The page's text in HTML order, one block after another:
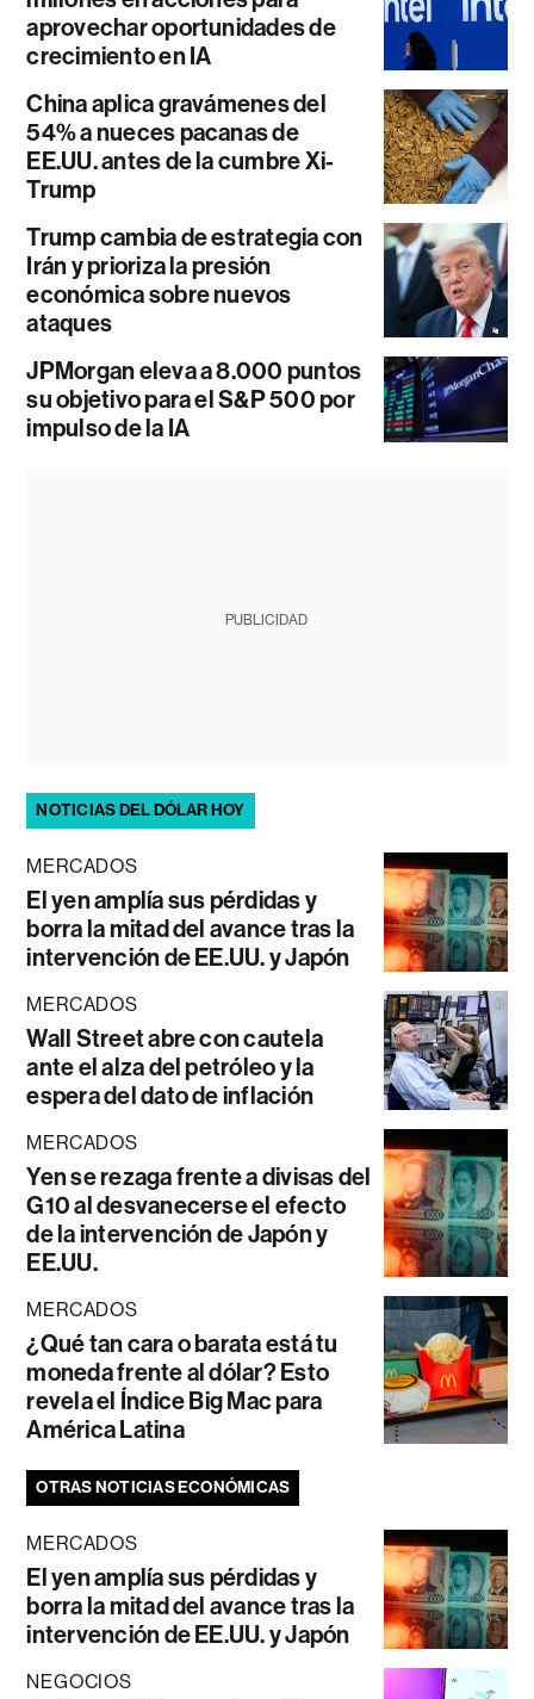
aprovechar oportunidades de
crecimiento en IA
China aplica gravámenes del
54% a nueces pacanas de
EE.UU. antes de la cumbre Xi-
Trump
Trump cambia de estrategia con
Irán y prioriza la presión
económica sobre nuevos
ataques
JPMorgan eleva a 8.000 puntos
su objetivo para el S&P 500 por
impulso de la IA
PUBLICIDAD
NOTICIAS DEL DÓLAR HOY
MERCADOS
El yen amplía sus pérdidas y
borra la mitad del avance tras la
intervención de EE.UU. y Japón
MERCADOS
Wall Street abre con cautela
ante el alza del petróleo y la
espera del dato de inflación
MERCADOS
Yen se rezaga frente a divisas del
G10 al desvanecerse el efecto
de la intervención de Japón y
EE.UU.
MERCADOS
¿Qué tan cara o barata está tu
moneda frente al dólar? Esto
revela el Índice Big Mac para
América Latina
OTRAS NOTICIAS ECONÓMICAS
MERCADOS
El yen amplía sus pérdidas y
borra la mitad del avance tras la
intervención de EE.UU. y Japón
NEGOCIOS